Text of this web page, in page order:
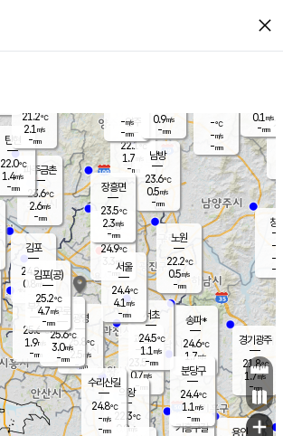
close
양주
22.1℃
1.7
-mm
과천
23.5℃
0.7m/s
- mm
용인
경기광주
21.8℃
1.7m/s
-mm
파주금촌
23.6℃
2.6m/s
-mm
-℃
-m/s
-mm
창
-
-m/
-
탄현
22.0℃
1.4m/s
-mm
0.1 m/s
-mm
의왕
22.3℃
0.0m/s
김포
24.8℃
0.8 m/s
mm
광명
25.8 ℃
2.5 m/s
-mm
부천
25.6℃
1.9m/s
-mm
구로
25.6℃
3.0m/s
-mm
은평
24.9℃
3.3 m/s
- mm
노원
22.2℃
0.5m/s
-mm
송파*
24.6℃
1.7m/s
-mm
서초
24.5℃
1.1 m/s
-mm
남방
23.6℃
0.5m/s
-mm
기흥구갈
수리산길
24.8℃
-m/s
-mm
분당구
24.4℃
1.1 m/s
-mm
장흥면
23.5℃
2.3m/s
-mm
-m/s
-mm
김포(공)
25.2℃
4.7m/s
-mm
서울
24.4℃
4.1 m/s
-mm
21.2℃
2.1 m/s
-mm
0.9m/s
-mm
+